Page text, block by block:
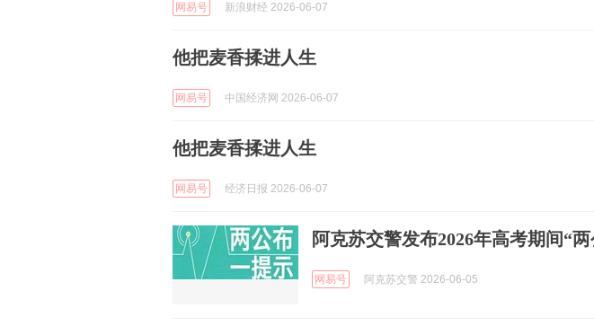
网易号 新浪财经 2026-06-07
他把麦香揉进人生
网易号 中国经济网 2026-06-07
他把麦香揉进人生
网易号 经济日报 2026-06-07
阿克苏交警发布2026年高考期间“
网易号 阿克苏交警 2026-06-05